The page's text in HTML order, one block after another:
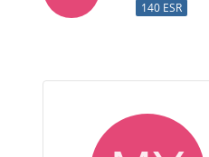
140 ESR